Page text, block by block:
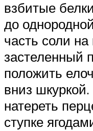
взбитые
до
часть соли на
застеленный
положить
вниз
натереть
ступке